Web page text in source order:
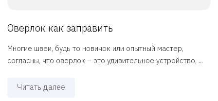
Оверлок как заправить
Многие швеи, будь то новичок или опытный мастер,
согласны, что оверлок – это удивительное устройство, ...
Читать далее